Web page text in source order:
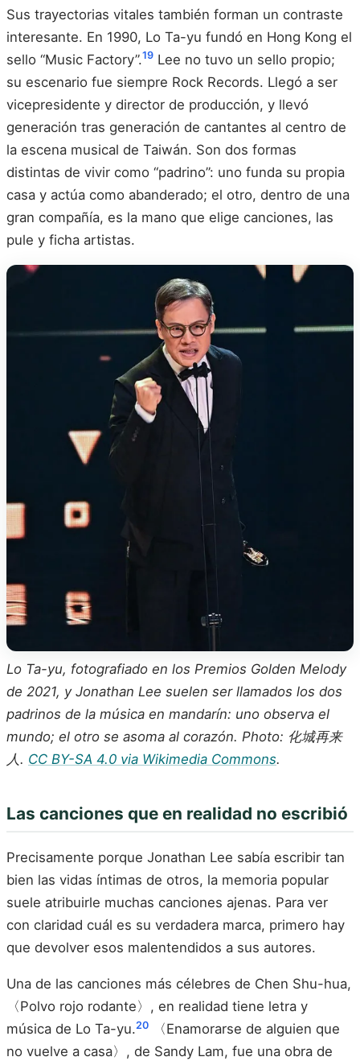
Sus trayectorias vitales también forman un contraste
interesante. En 1990, Lo Ta-yu fundó en Hong Kong el
sello “Music Factory”.19 Lee no tuvo un sello propio;
su escenario fue siempre Rock Records. Llegó a ser
vicepresidente y director de producción, y llevó
generación tras generación de cantantes al centro de
la escena musical de Taiwán. Son dos formas
distintas de vivir como “padrino”: uno funda su propia
casa y actúa como abanderado; el otro, dentro de una
gran compañía, es la mano que elige canciones, las
pule y ficha artistas.
Lo Ta-yu, fotografiado en los Premios Golden Melody
de 2021, y Jonathan Lee suelen ser llamados los dos
padrinos de la música en mandarín: uno observa el
mundo; el otro se asoma al corazón. Photo: 化城再来
人. CC BY-SA 4.0 via Wikimedia Commons.
Las canciones que en realidad no escribió
Precisamente porque Jonathan Lee sabía escribir tan
bien las vidas íntimas de otros, la memoria popular
suele atribuirle muchas canciones ajenas. Para ver
con claridad cuál es su verdadera marca, primero hay
que devolver esos malentendidos a sus autores.
Una de las canciones más célebres de Chen Shu-hua,
〈Polvo rojo rodante〉, en realidad tiene letra y
música de Lo Ta-yu.20
〈Enamorarse de alguien que
no vuelve a casa〉, de Sandy Lam, fue una obra de